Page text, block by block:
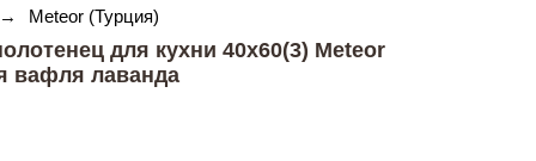
→ Meteor (Турция)
для кухни 40х60(3) Meteor
вафля лаванда